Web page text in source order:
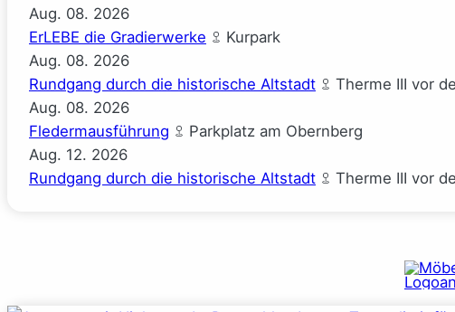
Aug. 08. 2026
ErLEBE die Gradierwerke
Kurpark
Aug. 08. 2026
Rundgang durch die historische Altstadt
Therme III vor
Aug. 08. 2026
Fledermausführung
Parkplatz am Obernberg
Aug. 12. 2026
Rundgang durch die historische Altstadt
Therme III vor